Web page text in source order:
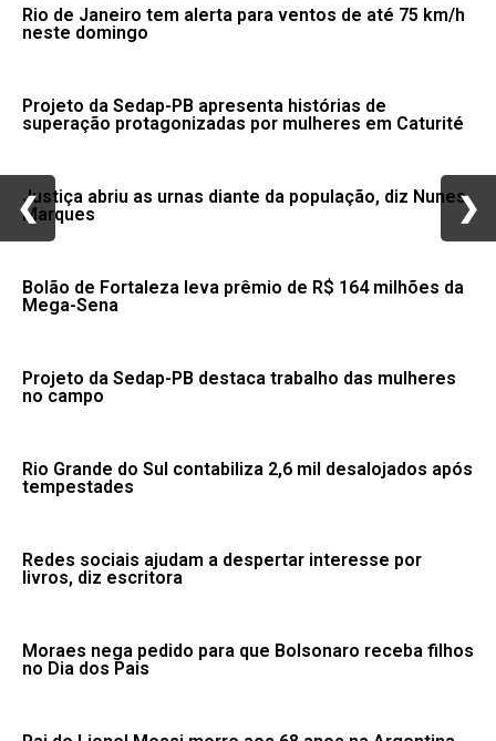
Rio de Janeiro tem alerta para ventos de até 75 km/h
neste domingo
Projeto da Sedap-PB apresenta histórias de
superação protagonizadas por mulheres em Caturité
Justiça abriu as urnas diante da população, diz Nunes
Marques
Bolão de Fortaleza leva prêmio de R$ 164 milhões da
Mega-Sena
Projeto da Sedap-PB destaca trabalho das mulheres
no campo
Rio Grande do Sul contabiliza 2,6 mil desalojados após
tempestades
Redes sociais ajudam a despertar interesse por
livros, diz escritora
Moraes nega pedido para que Bolsonaro receba filhos
no Dia dos Pais
❮ ❯
❮ ❯